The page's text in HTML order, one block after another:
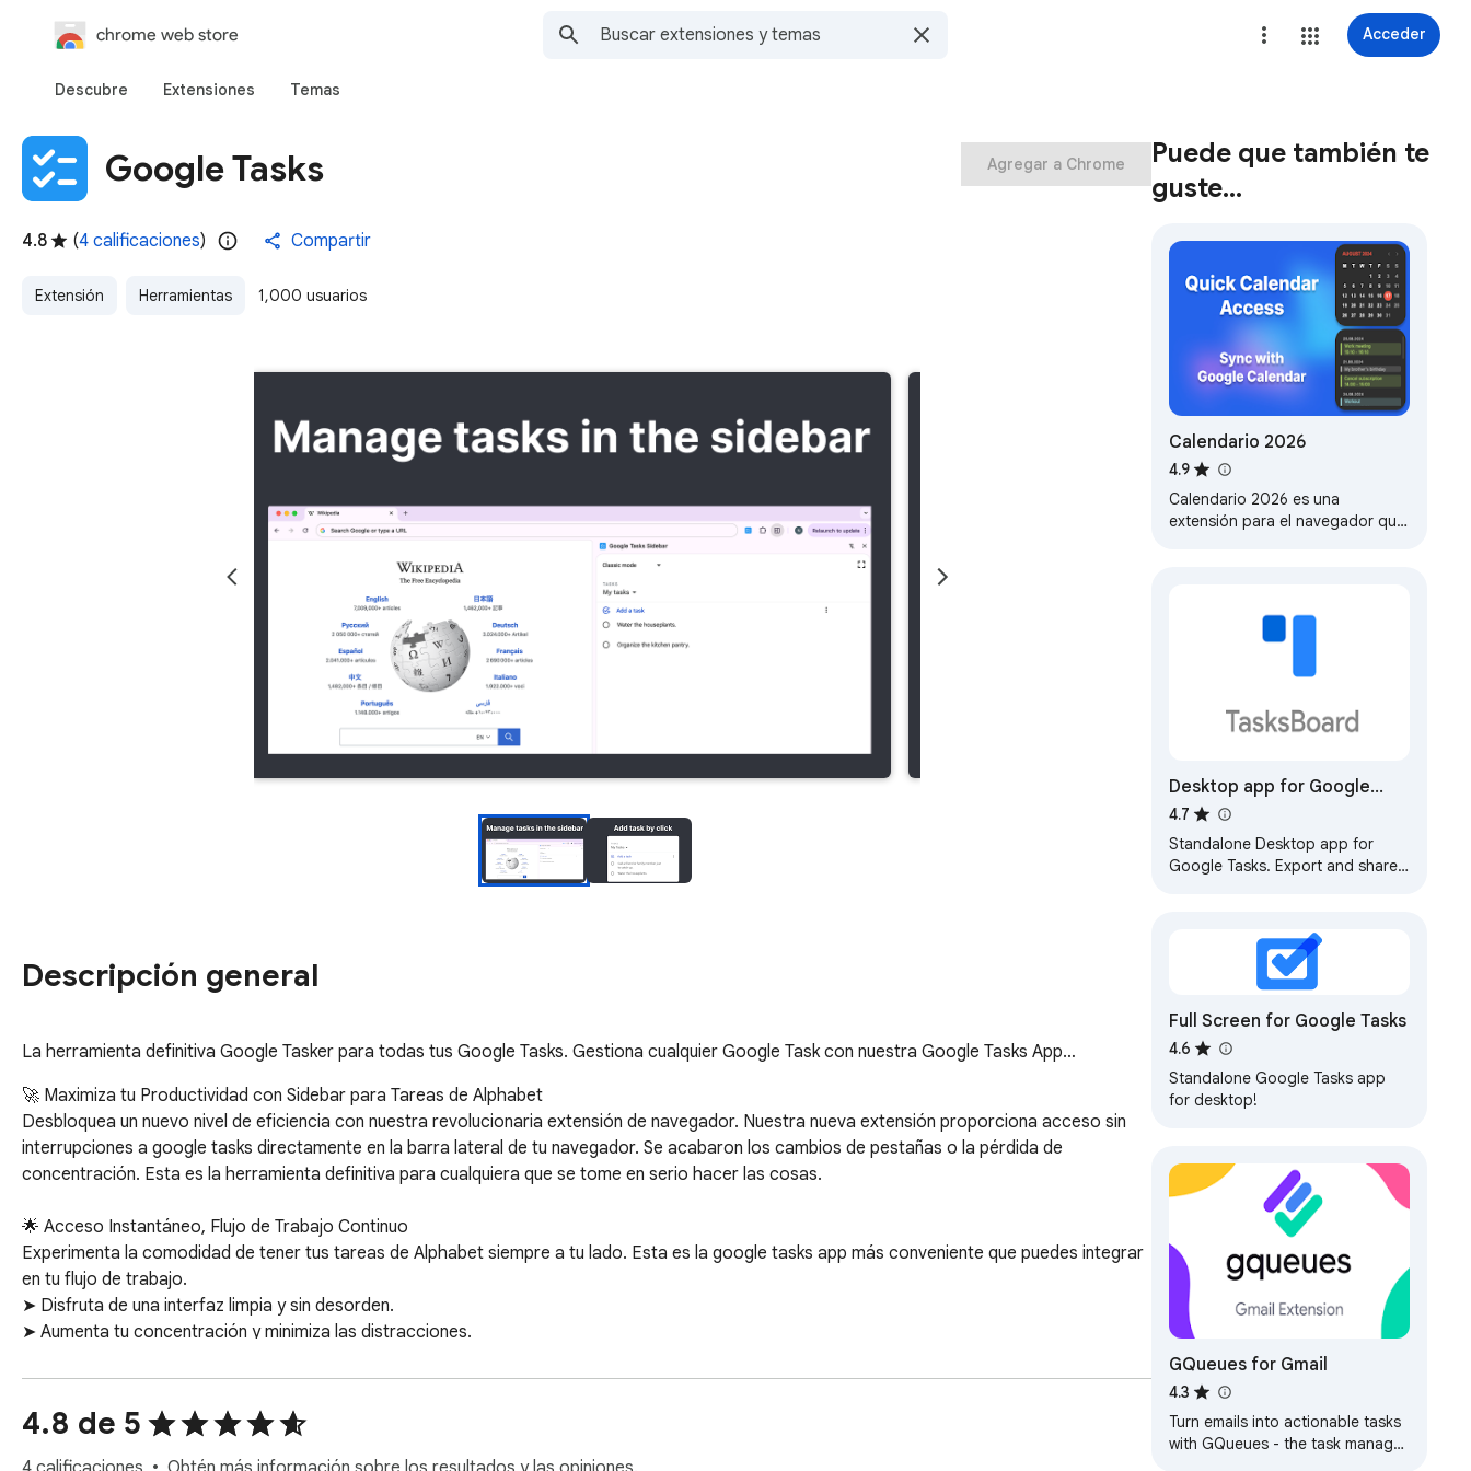
chrome web store Acceder
Descubre Extensiones Temas
Google Tasks
4.8 (4 calificaciones) Compartir
Extensión Herramientas 1,000 usuarios
Agregar a Chrome
Descripción general
La herramienta definitiva Google Tasker para todas tus Google Tasks. Gestiona cualquier Google Task con nuestra Google Tasks App…
🚀 Maximiza tu Productividad con Sidebar para Tareas de Alphabet
Desbloquea un nuevo nivel de eficiencia con nuestra revolucionaria extensión de navegador. Nuestra nueva extensión proporciona acceso sin
interrupciones a google tasks directamente en la barra lateral de tu navegador. Se acabaron los cambios de pestañas o la pérdida de
concentración. Esta es la herramienta definitiva para cualquiera que se tome en serio hacer las cosas.
🌟 Acceso Instantáneo, Flujo de Trabajo Continuo
Experimenta la comodidad de tener tus tareas de Alphabet siempre a tu lado. Esta es la google tasks app más conveniente que puedes integrar
en tu flujo de trabajo.
➤ Disfruta de una interfaz limpia y sin desorden.
➤ Aumenta tu concentración y minimiza las distracciones.
🗂️ Domina Tu Día con Organización Avanzada
Esta herramienta es más que una simple lista de verificación; es un sistema completo para coordinar asignaciones de Alphabet.
Proporcionamos las características que necesitas para tomar el control de tu carga de trabajo. Conviértete en un maestro de la productividad
4.8 de 5
Puede que también te
guste…
Calendario 2026
4.9
Calendario 2026 es una
extensión para el navegador que
Desktop app for Google
Tasks
4.7
Standalone Desktop app for
Google Tasks. Export and share
Full Screen for Google Tasks
4.6
Standalone Google Tasks app
for desktop!
GQueues for Gmail
4.3
Turn emails into actionable tasks
with GQueues - the task manager